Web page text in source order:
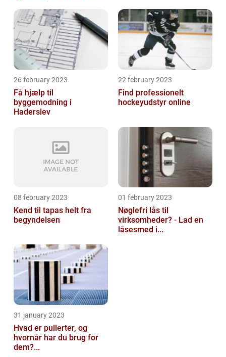
26 february 2023
Få hjælp til
byggemodning i
Haderslev
22 february 2023
Find professionelt
hockeyudstyr online
08 february 2023
Kend til tapas helt fra
begyndelsen
01 february 2023
Nøglefri lås til
virksomheder? - Lad en
låsesmed i...
31 january 2023
Hvad er pullerter, og
hvornår har du brug for
dem?...